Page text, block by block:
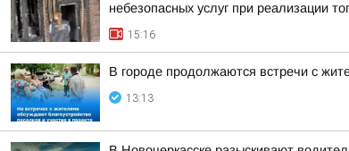
небезопасных услуг при реализации
15:16
В городе продолжаются встречи с
13:13